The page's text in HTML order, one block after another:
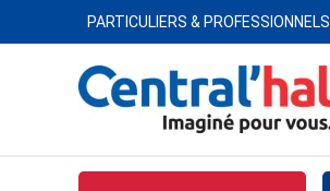
PARTICULIERS & PROFESSIONNELS